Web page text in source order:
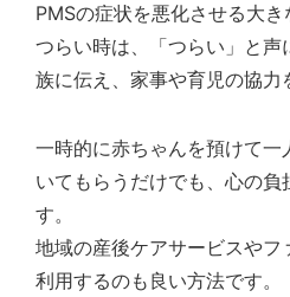
PMSの症状を悪化させる大き
つらい時は、「つらい」と声
族に伝え、家事や育児の協力
一時的に赤ちゃんを預けて一
いてもらうだけでも、心の負
す。
地域の産後ケアサービスやフ
利用するのも良い方法です。